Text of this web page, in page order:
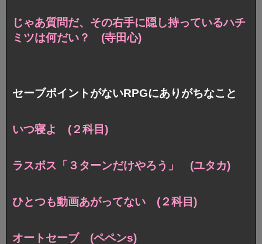
じゃあ質問だ、その右手に隠し持っているハチ
ミツは何だい？ (寺田心)
セーブポイントがないRPGにありがちなこと
いつ寝よ (２科目)
ラスボス「３ターンだけやろう」 (ユタカ)
ひとつも動画あがってない (２科目)
オートセーブ (ペペンs)